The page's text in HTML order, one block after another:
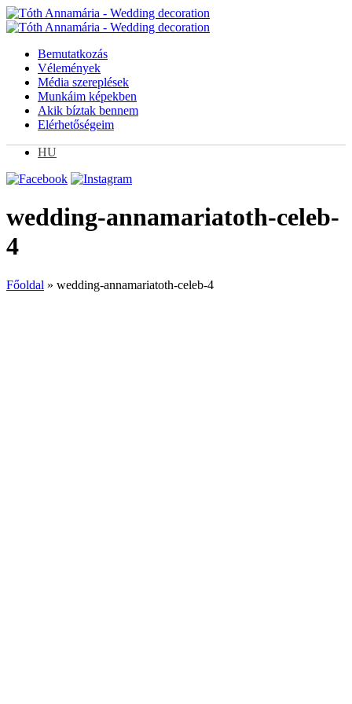
Bemutatkozás
Vélemények
Média szereplések
Munkáim képekben
Akik bíztak bennem
Elérhetőségeim
HU
wedding-annamariatoth-celeb-
4
Főoldal » wedding-annamariatoth-celeb-4